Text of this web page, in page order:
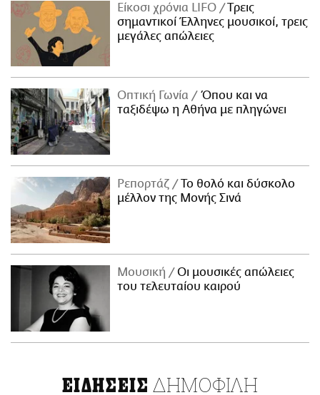
Είκοσι χρόνια LIFO
Tρεις
σημαντικοί Έλληνες μουσικοί, τρεις
μεγάλες απώλειες
Οπτική Γωνία
Όπου και να
ταξιδέψω η Αθήνα με πληγώνει
Ρεπορτάζ
Το θολό και δύσκολο
μέλλον της Μονής Σινά
Μουσική
Οι μουσικές απώλειες
του τελευταίου καιρού
ΕΙΔΗΣΕΙΣ ΔΗΜΟΦΙΛΗ